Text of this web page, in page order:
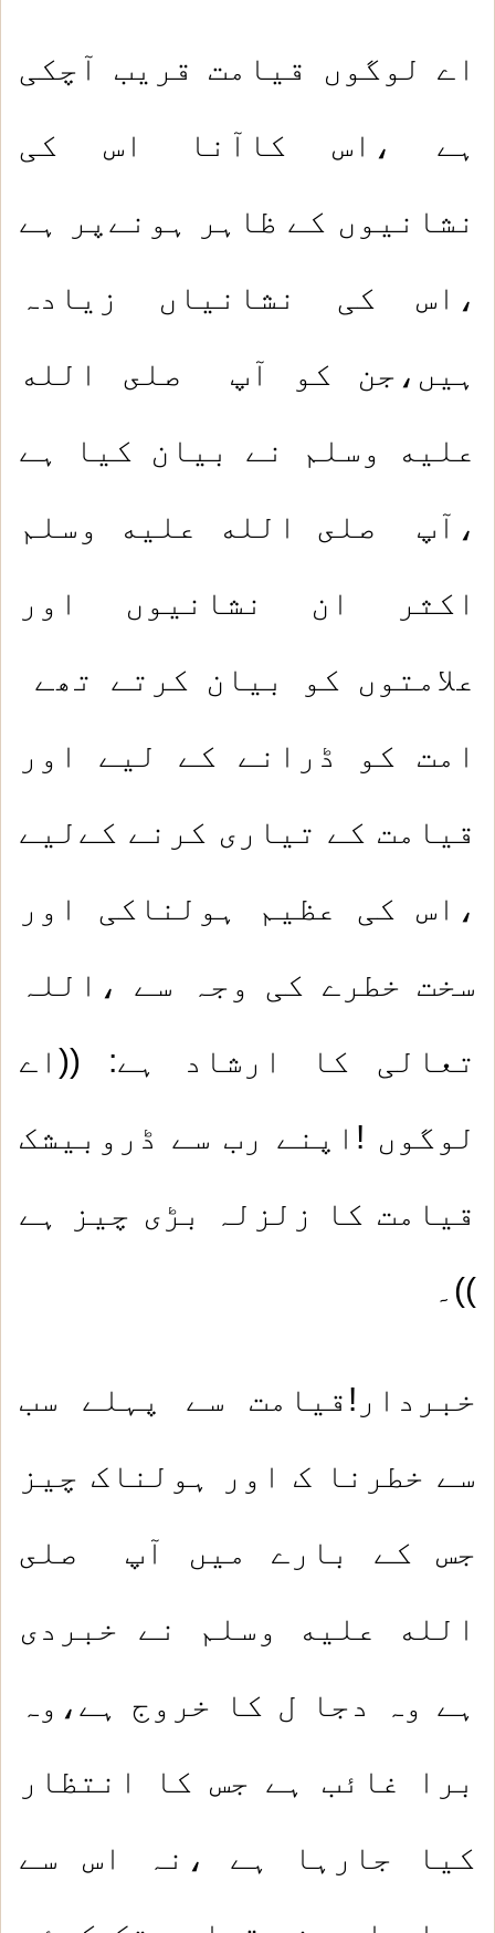
اے لوگوں قیامت قریب آچکی
ہے ،اس کاآنا اس کی
نشانیوں کے ظاہر ہونےپر ہے
،اس کی نشانیاں زیادہ
ہیں،جن کو آپ صلى الله
عليه وسلم نے بیان کیا ہے
،آپ صلى الله عليه وسلم
اکثر ان نشانیوں اور
علامتوں کو بیان کرتے تھے
امت کو ڈرانے کے لیے اور
قیامت کے تیاری کرنے کےلیے
،اس کی عظیم ہولناکی اور
سخت خطرے کی وجہ سے ،اللہ
تعالی کا ارشاد ہے: ((اے
لوگوں !اپنے رب سے ڈروبیشک
قیامت کا زلزلہ بڑی چیز ہے
))۔
خبردار!قیامت سے پہلے سب
سے خطرنا ک اور ہولناک چیز
جس کے بارے میں آپ صلى
الله عليه وسلم نے خبردی
ہے وہ دجا ل کا خروج ہے،وہ
برا غائب ہے جس کا انتظار
کیا جارہا ہے ،نہ اس سے